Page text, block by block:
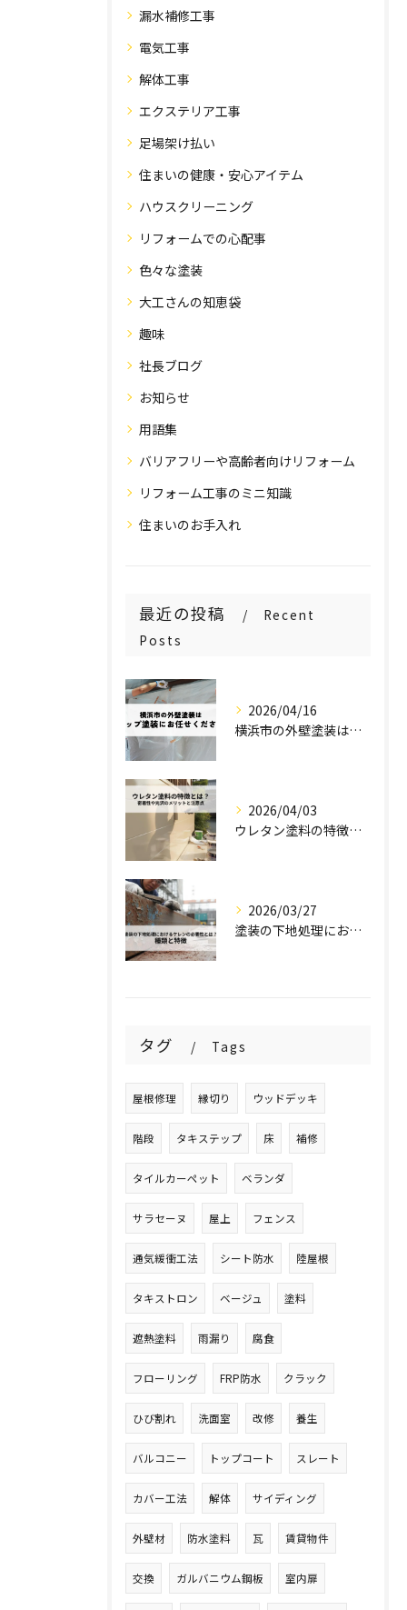
漏水補修工事
電気工事
解体工事
エクステリア工事
足場架け払い
住まいの健康・安心アイテム
ハウスクリーニング
リフォームでの心配事
色々な塗装
大工さんの知恵袋
趣味
社長ブログ
お知らせ
用語集
バリアフリーや高齢者向けリフォーム
リフォーム工事のミニ知識
住まいのお手入れ
最近の投稿
Recent
Posts
2026/04/16
横浜市の外壁塗装はステップ塗装にお任せください！
2026/04/03
ウレタン塗料の特徴とは？密着性や光沢のメリットと注意点を解説！
2026/03/27
塗装の下地処理におけるケレンの必要性とは？種類と特徴を解説！
タグ Tags
屋根修理 縁切り ウッドデッキ
階段 タキステップ 床 補修
タイルカーペット ベランダ
サラセーヌ 屋上 フェンス
通気緩衝工法 シート防水 陸屋根
タキストロン ベージュ 塗料
遮熱塗料 雨漏り 腐食
フローリング FRP防水 クラック
ひび割れ 洗面室 改修 養生
バルコニー トップコート スレート
カバー工法 解体 サイディング
外壁材 防水塗料 瓦 賃貸物件
交換 ガルバニウム鋼板 室内扉